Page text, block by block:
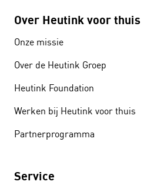
Over Heutink voor thuis
Onze missie
Over de Heutink Groep
Heutink Foundation
Werken bij Heutink voor thuis
Partnerprogramma
Service